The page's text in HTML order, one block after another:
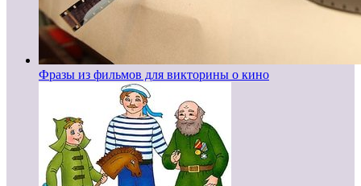
Фразы из фильмов для викторины о кино